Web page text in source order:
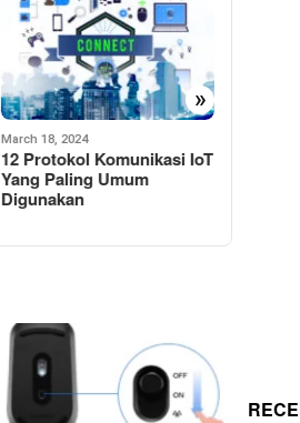
»
September 12, 2023
Apakah Menyalakan
Hotspot Pada HP
Memengaruhi Masa Pakai